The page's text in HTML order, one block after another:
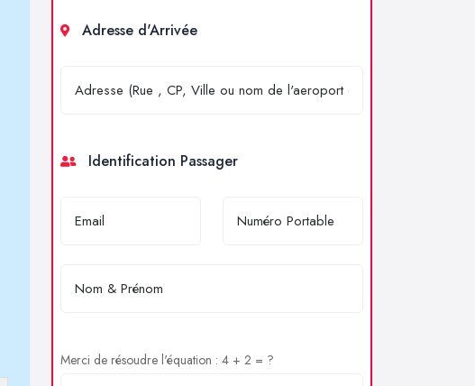
Adresse d'Arrivée
Identification Passager
Merci de résoudre l'équation : 4 + 2 = ?